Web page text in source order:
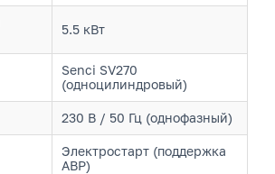
5.5 кВт
Senci SV270
(одноцилиндровый)
230 В / 50 Гц (однофазный)
Электростарт (поддержка
АВР)